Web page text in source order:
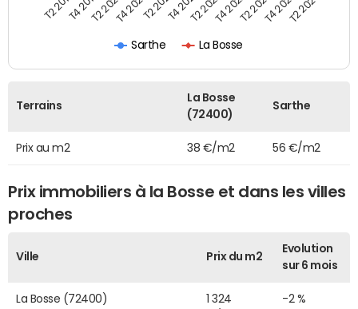
Sarthe La Bosse
T2 2020T4 2020 T2 2022T4 2022T2 2023T4 2023T2 2024
Terrains
La Bosse
(72400)
Sarthe
Prix au m2 38 €/m2 56 €/m2
Prix immobiliers à la Bosse et dans les villes
proches
Ville Prix du m2
Evolution
sur 6 mois
La Bosse (72400)
1 324
-2 %